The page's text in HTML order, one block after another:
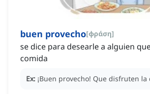
buen provecho[φράση]
se dice para desearle a alguien
comida
Ex: ¡Buen provecho! Que disfruten la